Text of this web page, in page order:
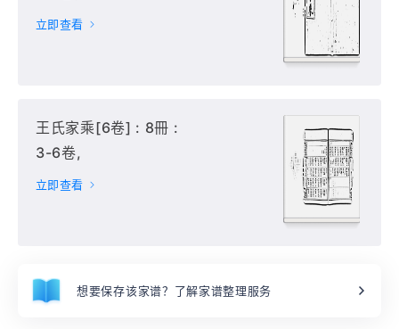
立即查看
王氏家乘[6卷] : 8冊 :
3-6卷,
立即查看
想要保存该家谱？了解家谱整理服务